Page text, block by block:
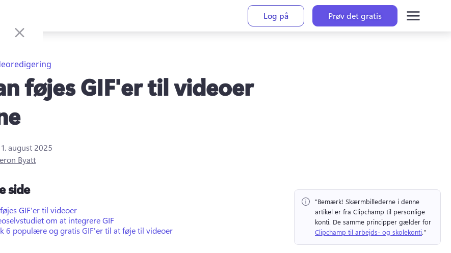
Log på
Prøv det gratis
føjes GIF'er til videoer
1. august 2025
Byatt
side
GIF'er til videoer
om at integrere GIF
6 populære og gratis GIF'er til at føje til videoer
"Bemærk! Skærmbillederne i denne
artikel er fra Clipchamp til personlige
konti.
Clipchamp til arbejds- og skolekonti."